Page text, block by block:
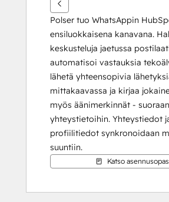
Polser tuo WhatsAppin
ensiluokkaisena kanavana.
keskusteluja jaetussa
automatisoi vastauksia
lähetä yhteensopivia
mittakaavassa ja kirjaa
myös äänimerkinnät -
yhteystietoihin. Yhteystiedot
profiilitiedot synkronoidaan
suuntiin.
Katso asennusopas